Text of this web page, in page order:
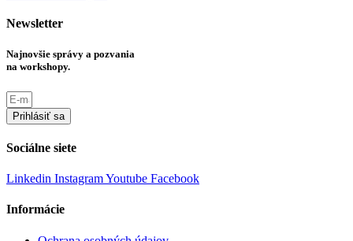
Newsletter
Najnovšie správy a pozvania
na workshopy.
Prihlásiť sa
Sociálne siete
Linkedin InstagramYoutube Facebook
Informácie